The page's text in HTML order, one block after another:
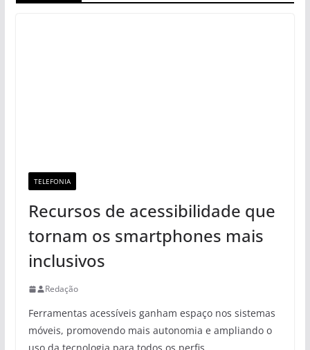
TELEFONIA
Recursos de acessibilidade que
tornam os smartphones mais
inclusivos
Redação
Ferramentas acessíveis ganham espaço nos sistemas
móveis, promovendo mais autonomia e ampliando o